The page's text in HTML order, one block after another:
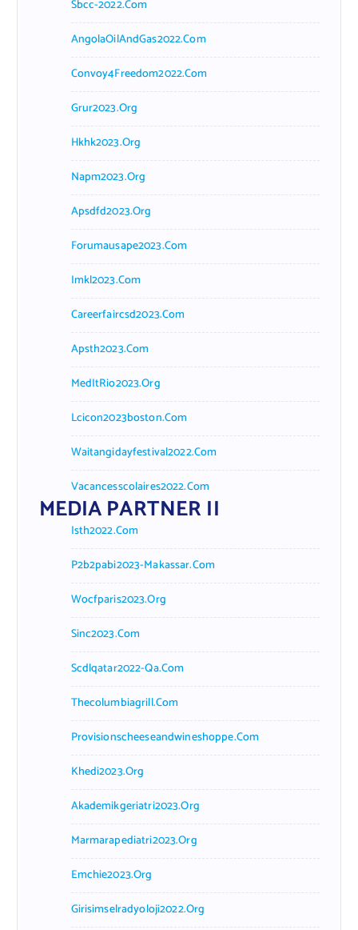
Sbcc-2022.com
AngolaOilAndGas2022.com
Convoy4Freedom2022.com
Grur2023.org
Hkhk2023.org
Napm2023.org
Apsdfd2023.org
Forumausape2023.com
Imkl2023.com
Careerfaircsd2023.com
Apsth2023.com
MedItRio2023.org
Lcicon2023boston.com
Waitangidayfestival2022.com
Vacancesscolaires2022.com
MEDIA PARTNER II
Isth2022.com
P2b2pabi2023-Makassar.com
Wocfparis2023.org
Sinc2023.com
Scdlqatar2022-Qa.com
Thecolumbiagrill.com
Provisionscheeseandwineshoppe.com
Khedi2023.org
Akademikgeriatri2023.org
Marmarapediatri2023.org
Emchie2023.org
Girisimselradyoloji2022.org